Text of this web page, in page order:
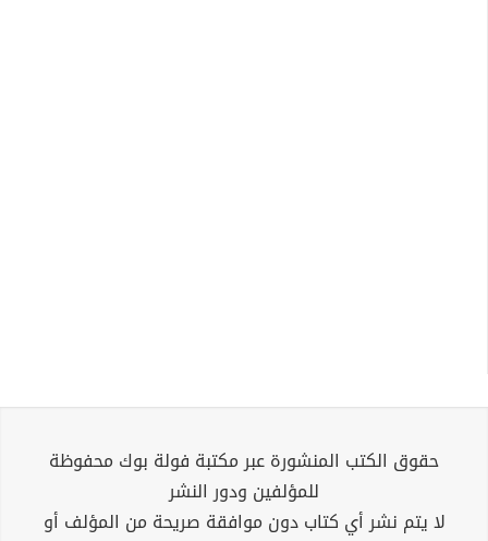
حقوق الكتب المنشورة عبر مكتبة فولة بوك محفوظة
للمؤلفين ودور النشر
لا يتم نشر أي كتاب دون موافقة صريحة من المؤلف أو